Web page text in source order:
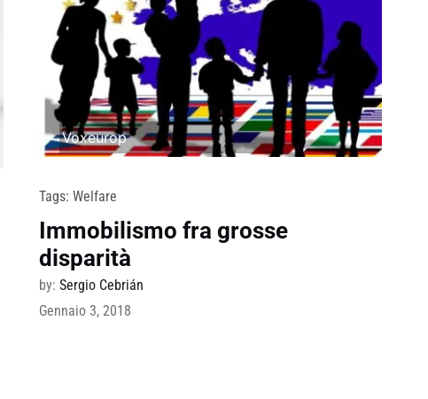
Voxeurop
Tags:Welfare
Immobilismo fra grosse
disparità
by:Sergio Cebrián
Gennaio 3, 2018